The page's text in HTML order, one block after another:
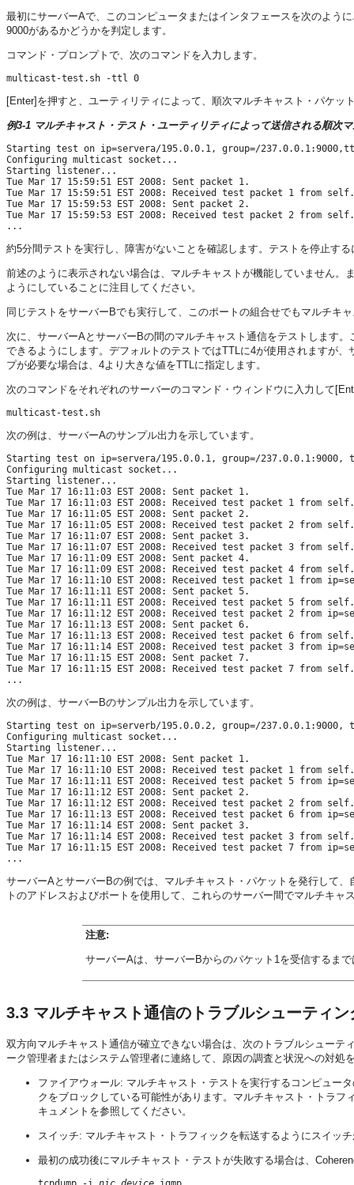
最初にサーバーAで、このコンピュータまたはインタフェースを次のよう
9000があるかどうかを判定します。
コマンド・プロンプトで、次のコマンドを入力します。
[Enter]を押すと、ユーティリティによって、順次マルチキャスト・パケッ
例3-1 マルチキャスト・テスト・ユーティリティによって送信される順次
Starting test on ip=servera/195.0.0.1, group=/
Configuring multicast socket...
Starting listener...
Tue Mar 17 15:59:51 EST 2008: Sent packet 1.
Tue Mar 17 15:59:51 EST 2008: Received test packet 1 from self.
Tue Mar 17 15:59:53 EST 2008: Sent packet 2.
Tue Mar 17 15:59:53 EST 2008: Received test packet 2 from self.
約5分間テストを実行し、障害がないことを確認します。テストを停止す
前述のように表示されない場合は、マルチキャストが機能していません
ようにしていることに注目してください。
同じテストをサーバーBでも実行して、このポートの組合せでもマルチキ
次に、サーバーAとサーバーBの間のマルチキャスト通信をテストします
できるようにします。デフォルトのテストではTTLに4が使用されますが
プが必要な場合は、4より大きな値をTTLに指定します。
次のコマンドをそれぞれのサーバーのコマンド・ウィンドウに入力して
次の例は、サーバーAのサンプル出力を示しています。
Starting test on ip=servera/195.0.0.1, group=/237.0.0.1:9000,
Configuring multicast socket...
Starting listener...
Tue Mar 17 16:11:03 EST 2008: Sent packet 1.
Tue Mar 17 16:11:03 EST 2008: Received test packet 1 from self.
Tue Mar 17 16:11:05 EST 2008: Sent packet 2.
Tue Mar 17 16:11:05 EST 2008: Received test packet 2 from self.
Tue Mar 17 16:11:07 EST 2008: Sent packet 3.
Tue Mar 17 16:11:07 EST 2008: Received test packet 3 from self.
Tue Mar 17 16:11:09 EST 2008: Sent packet 4.
Tue Mar 17 16:11:09 EST 2008: Received test packet 4 from self.
Tue Mar 17 16:11:10 EST 2008: Received test packet 1 from
Tue Mar 17 16:11:11 EST 2008: Sent packet 5.
Tue Mar 17 16:11:11 EST 2008: Received test packet 5 from self.
Tue Mar 17 16:11:12 EST 2008: Received test packet 2 from
Tue Mar 17 16:11:13 EST 2008: Sent packet 6.
Tue Mar 17 16:11:13 EST 2008: Received test packet 6 from self.
Tue Mar 17 16:11:14 EST 2008: Received test packet 3 from
Tue Mar 17 16:11:15 EST 2008: Sent packet 7.
Tue Mar 17 16:11:15 EST 2008: Received test packet 7 from self.
次の例は、サーバーBのサンプル出力を示しています。
Starting test on ip=serverb/195.0.0.2, group=/237.0.0.1:9000,
Configuring multicast socket...
Starting listener...
Tue Mar 17 16:11:10 EST 2008: Sent packet 1.
Tue Mar 17 16:11:10 EST 2008: Received test packet 1 from self.
Tue Mar 17 16:11:11 EST 2008: Received test packet 5 from
Tue Mar 17 16:11:12 EST 2008: Sent packet 2.
Tue Mar 17 16:11:12 EST 2008: Received test packet 2 from self.
Tue Mar 17 16:11:13 EST 2008: Received test packet 6 from
Tue Mar 17 16:11:14 EST 2008: Sent packet 3.
Tue Mar 17 16:11:14 EST 2008: Received test packet 3 from self.
Tue Mar 17 16:11:15 EST 2008: Received test packet 7 from
サーバーAとサーバーBの例では、マルチキャスト・パケットを発行して
トのアドレスおよびポートを使用して、これらのサーバー間でマルチキャ
注意:
サーバーAは、サーバーBからのパケット1を受信するま
3.3 マルチキャスト通信のトラブルシューティン
双方向マルチキャスト通信が確立できない場合は、次のトラブルシュー
ーク管理者またはシステム管理者に連絡して、原因の調査と状況への対処
ファイアウォール: マルチキャスト・テストを実行するコンピュー
クをブロックしている可能性があります。マルチキャスト・トラ
キュメントを参照してください。
スイッチ: マルチキャスト・トラフィックを転送するようにスイッ
最初の成功後にマルチキャスト・テストが失敗する場合は、